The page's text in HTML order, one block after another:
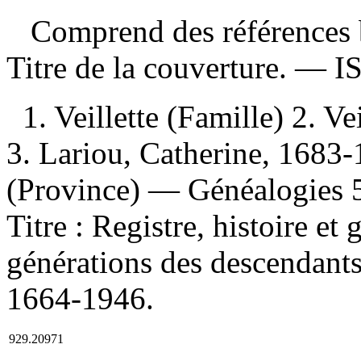
Comprend des
Titre de la couverture. —
1. Veillette (Famille) 2.
3. Lariou, Catherine,
(Province) — Généalogies
Titre : Registre, histoire et
générations des
1664-1946.
929.20971